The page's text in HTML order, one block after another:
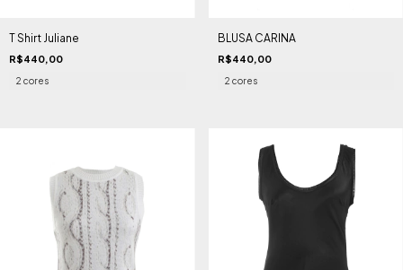
T Shirt Juliane
R$440,00
2 cores
BLUSA CARINA
R$440,00
2 cores